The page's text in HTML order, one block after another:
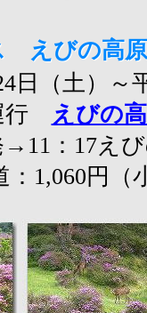
えびの高
日（土）～
行
えびの
→11：17え
：1,060円